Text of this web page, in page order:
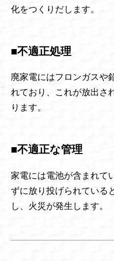
化をつくりだします。
■不適正処理
廃家電にはフロンガスや
れており、これが放出さ
ります。
■不適正な管理
家電には電池が含まれて
ずに放り投げられている
し、火災が発生します。